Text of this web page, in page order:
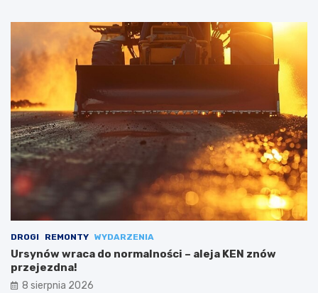
DROGI REMONTY WYDARZENIA
Ursynów wraca do normalności – aleja KEN znów
przejezdna!
8 sierpnia 2026